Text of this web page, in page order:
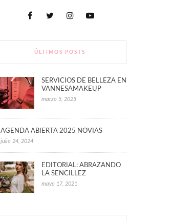
ÚLTIMOS POSTS
SERVICIOS DE BELLEZA EN
VANNESAMAKEUP
marzo 5, 2025
AGENDA ABIERTA 2025 NOVIAS
julio 24, 2024
EDITORIAL: ABRAZANDO
LA SENCILLEZ
mayo 17, 2021